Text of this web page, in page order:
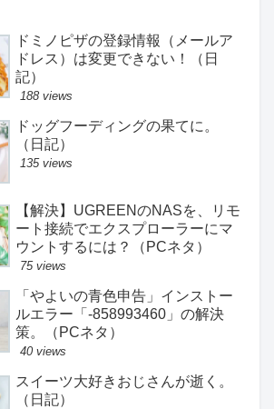
ドミノピザの登録情報（メールア
ドレス）は変更できない！（日
記）
188 views
ドッグフーディングの果てに。
（日記）
135 views
【解決】UGREENのNASを、リモ
ート接続でエクスプローラーにマ
ウントするには？（PCネタ）
75 views
「やよいの青色申告」インストー
ルエラー「-858993460」の解決
策。（PCネタ）
40 views
スイーツ大好きおじさんが逝く。
（日記）